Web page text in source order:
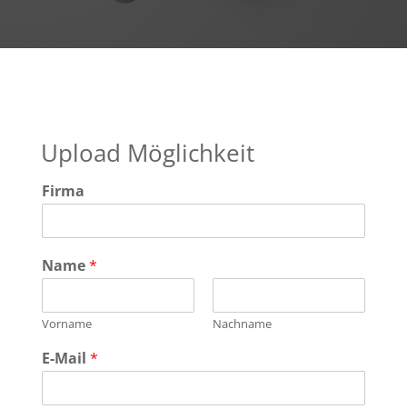
Upload Möglichkeit
Firma
Name*
Vorname Nachname
E-Mail *